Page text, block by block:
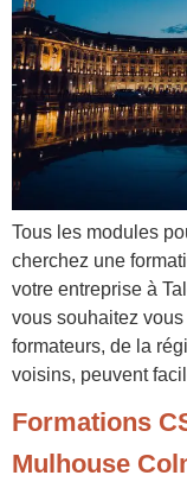
Tous les modules
cherchez une
votre entreprise à
vous souhaitez
formateurs, de la
voisins, peuvent
Formations
Mulhouse